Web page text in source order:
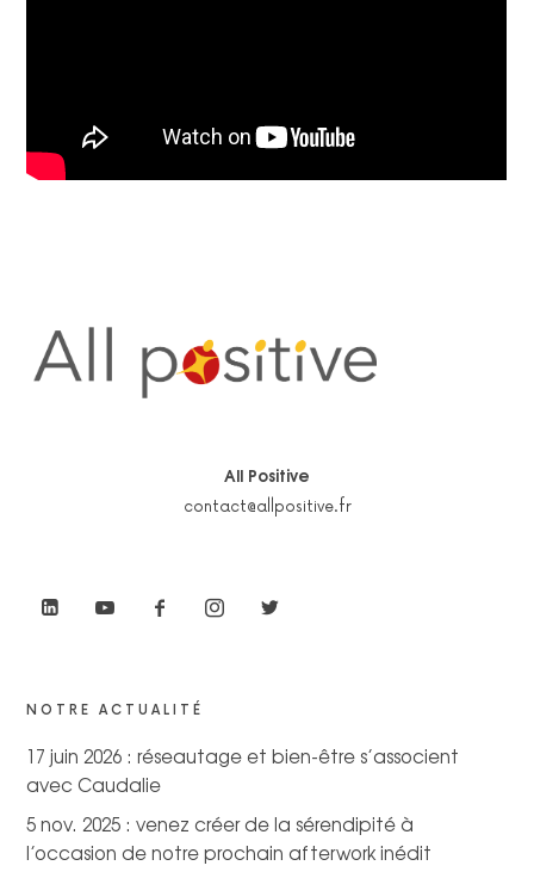
All Positive
contact@allpositive.fr
NOTRE ACTUALITÉ
17 juin 2026 : réseautage et bien-être s’associent
avec Caudalie
5 nov. 2025 : venez créer de la sérendipité à
l’occasion de notre prochain afterwork inédit